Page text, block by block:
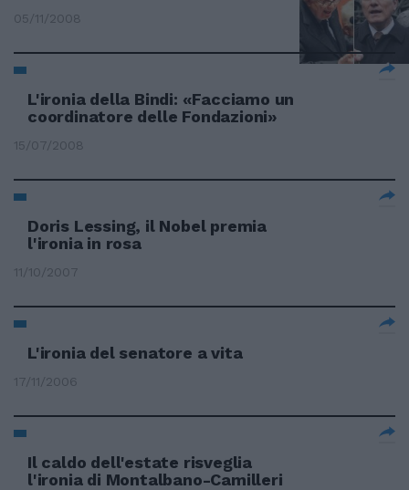
05/11/2008
L'ironia della Bindi: «Facciamo un
coordinatore delle Fondazioni»
15/07/2008
Doris Lessing, il Nobel premia
l'ironia in rosa
11/10/2007
L'ironia del senatore a vita
17/11/2006
Il caldo dell'estate risveglia
l'ironia di Montalbano-Camilleri